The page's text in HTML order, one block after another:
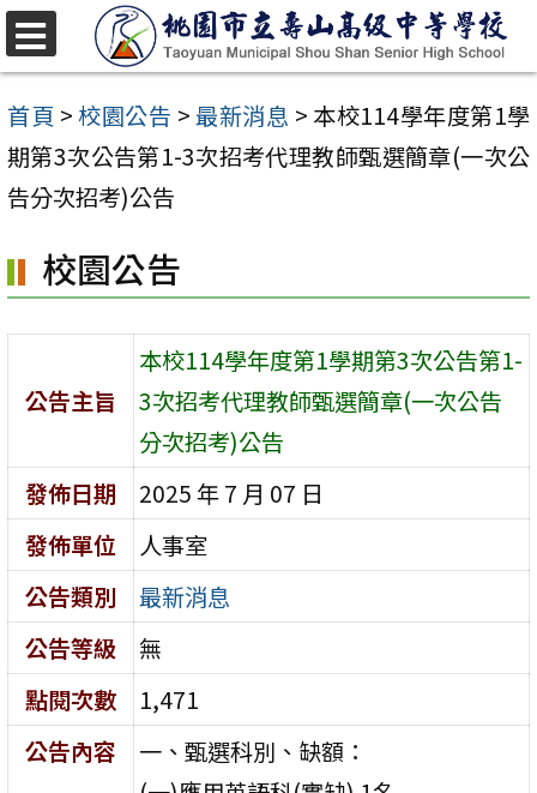
跳
至
主
要
內
區
首頁 >校園公告 >最新消息 > 本校114學年度第1學
期第3次公告第1-3次招考代理教師甄選簡章(一次公
告分次招考)公告
校園公告
公告主旨
本校114學年度第1學期第3次公告第1-
3次招考代理教師甄選簡章(一次公告
分次招考)公告
發佈日期
2025 年 7 月 07 日
發佈單位
人事室
公告類別
最新消息
公告等級
無
點閱次數
1,471
公告內容
一、甄選科別、缺額：
選
單